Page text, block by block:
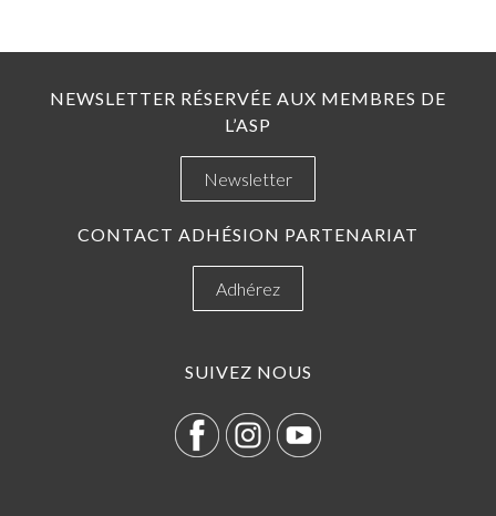
NEWSLETTER RÉSERVÉE AUX MEMBRES DE
L’ASP
Newsletter
CONTACT ADHÉSION PARTENARIAT
Adhérez
SUIVEZ NOUS